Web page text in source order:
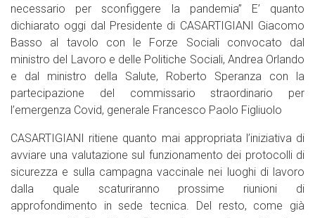
necessario per sconfiggere la pandemia” E’ quanto
dichiarato oggi dal Presidente di CASARTIGIANI Giacomo
Basso al tavolo con le Forze Sociali convocato dal
ministro del Lavoro e delle Politiche Sociali, Andrea Orlando
e dal ministro della Salute, Roberto Speranza con la
partecipazione del commissario straordinario per
l’emergenza Covid, generale Francesco Paolo Figliuolo
CASARTIGIANI ritiene quanto mai appropriata l’iniziativa di
avviare una valutazione sul funzionamento dei protocolli di
sicurezza e sulla campagna vaccinale nei luoghi di lavoro
dalla quale scaturiranno prossime riunioni di
approfondimento in sede tecnica. Del resto, come già